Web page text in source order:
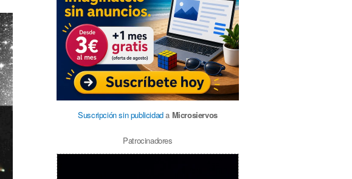
Suscripción sin publicidada Microsiervos
Patrocinadores